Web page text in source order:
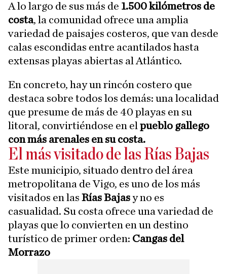
A lo largo de sus más de 1.500 kilómetros de
costa, la comunidad ofrece una amplia
variedad de paisajes costeros, que van desde
calas escondidas entre acantilados hasta
extensas playas abiertas al Atlántico.
En concreto, hay un rincón costero que
destaca sobre todos los demás: una localidad
que presume de más de 40 playas en su
litoral, convirtiéndose en el pueblo gallego
con más arenales en su costa.
El más visitado de las Rías Bajas
Este municipio, situado dentro del área
metropolitana de Vigo, es uno de los más
visitados en las Rías Bajasy no es
casualidad. Su costa ofrece una variedad de
playas que lo convierten en un destino
turístico de primer orden: Cangas del
Morrazo